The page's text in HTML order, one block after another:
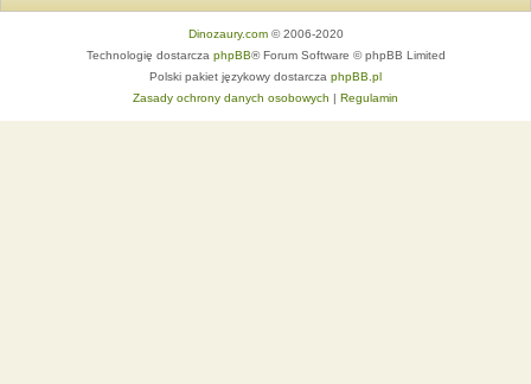
Dinozaury.com© 2006-2020
Technologię dostarcza phpBB® Forum Software © phpBB Limited
Polski pakiet językowy dostarcza phpBB.pl
Zasady ochrony danych osobowych | Regulamin